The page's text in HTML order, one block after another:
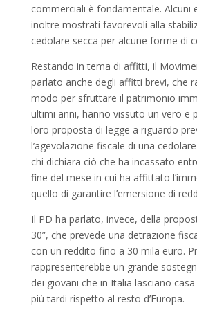
commerciali è fondamentale. Alcuni
inoltre mostrati favorevoli alla
cedolare secca per alcune forme di
Restando in tema di affitti, il
parlato anche degli affitti brevi, che
modo per sfruttare il patrimonio
ultimi anni, hanno vissuto un vero e
loro proposta di legge a riguardo
l’agevolazione fiscale di una
chi dichiara ciò che ha incassato
fine del mese in cui ha affittato
quello di garantire l’emersione di
Il PD ha parlato, invece, della
30”, che prevede una detrazione
con un reddito fino a 30 mila euro.
rappresenterebbe un grande
dei giovani che in Italia lasciano
più tardi rispetto al resto d’Europa.